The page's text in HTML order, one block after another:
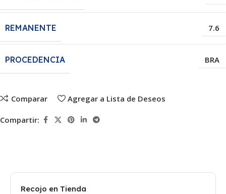
REMANENTE 7.6
PROCEDENCIA BRA
Comparar Agregar a Lista de Deseos
Compartir:
Recojo en Tienda